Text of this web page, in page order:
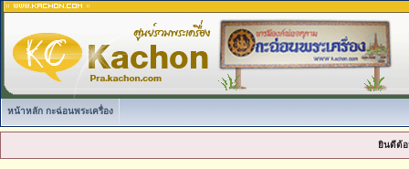
หน้าหลัก กะฉ่อนพระเครื่อง
ยินดีต้อ